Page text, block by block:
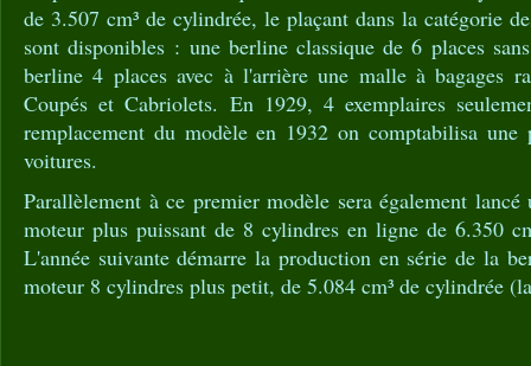
de 3.507 cm³ de cylindrée, le plaçant dans la catégorie
sont disponibles : une berline classique de 6 places
berline 4 places avec à l'arrière une malle à bagages
Coupés et Cabriolets. En 1929, 4 exemplaires
remplacement du modèle en 1932 on comptabilisa
voitures.
Parallèlement à ce premier modèle sera également
moteur plus puissant de 8 cylindres en ligne de 6.350
L'année suivante démarre la production en série de la
moteur 8 cylindres plus petit, de 5.084 cm³ de cylindrée